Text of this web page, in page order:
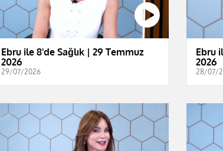
Ebru ile 8'de Sağlık | 29 Temmuz
2026
29/07/2026
Ebru
2026
28/07/